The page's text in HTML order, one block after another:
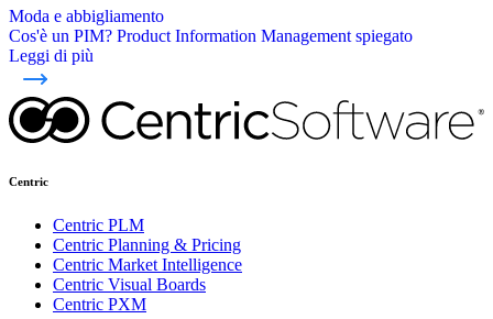
Moda e abbigliamento
Cos'è un PIM? Product Information Management spiegato
Leggi di più
Centric
Centric PLM
Centric Planning & Pricing
Centric Market Intelligence
Centric Visual Boards
Centric PXM